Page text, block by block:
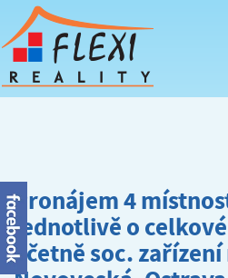
Pronájem 4
jednotlivě o
včetně soc. zařízení